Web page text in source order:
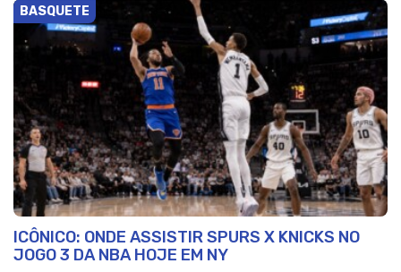
BASQUETE
ICÔNICO: ONDE ASSISTIR SPURS X KNICKS NO
JOGO 3 DA NBA HOJE EM NY